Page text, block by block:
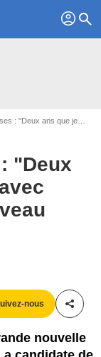
profil search
avec impatience", petit nouveau chez les Baudrand !
"Deux
nous
nouvelle